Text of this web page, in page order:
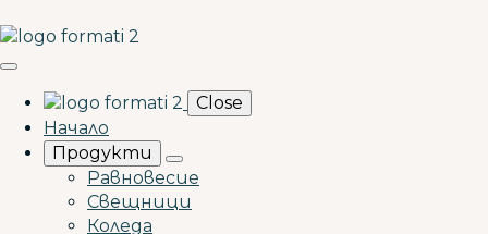
Close
Начало
Продукти
Равновесие
Свещници
Коледа